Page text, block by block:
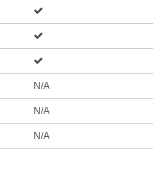
N/A
N/A
N/A